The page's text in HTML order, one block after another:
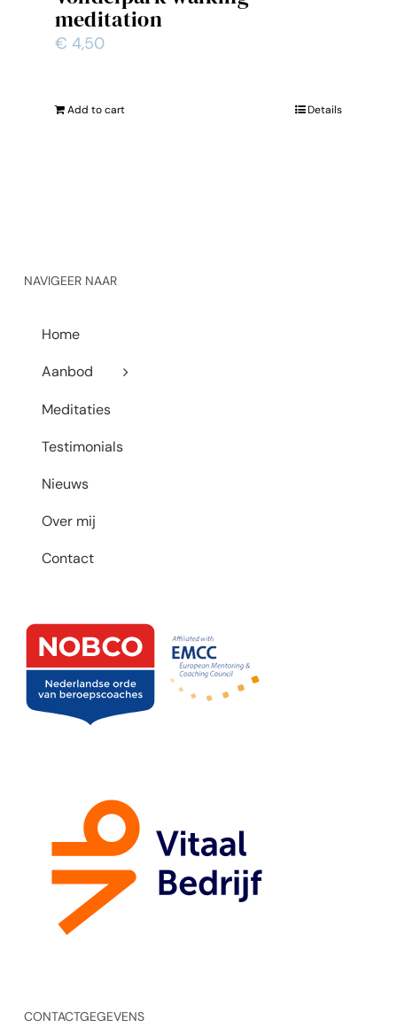
meditation
€ 4,50
Add to cart Details
NAVIGEER NAAR
Home
Aanbod
Meditaties
Testimonials
Nieuws
Over mij
Contact
CONTACTGEGEVENS